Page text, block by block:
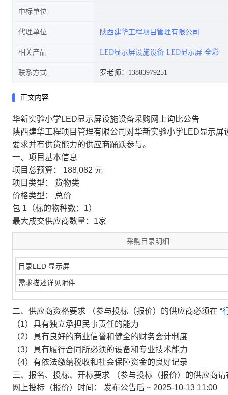
中标单位
代理单位 陕西建华工程项目管理有限公司
相关产品 LED显示屏设施设备 LED显示屏 全彩
联系方式 罗老师：13883979251
正文内容
华新实验小学LED显示屏设施设备采购网上询比公告
陕西建华工程项目管理有限公司对华新实验小学LED显示
要求并有供货能力的供应商踊跃参与。
一、项目基本信息
项目总预算： 188,082 元
项目类型： 货物类
价格类型： 总价
包 1（标的物种数：1）
最大成交供应商数量：1家
采购目录明细
目录LED 显示屏
需求描述详见附件
二、供应商资格要求 （参与投标（报价）的供应商必须在 “
（1）具有独立承担民事责任的能力
（2）具有良好的商业信誉和健全的财务会计制度
（3）具有履行合同所必须的设备和专业技术能力
（4）有依法缴纳税收和社会保障资金的良好记录
三、报名、投标、开标要求
（参与投标（报价）的供应商
网上投标（报价）时间： 发布公告后 ~ 2025-10-13 11:00